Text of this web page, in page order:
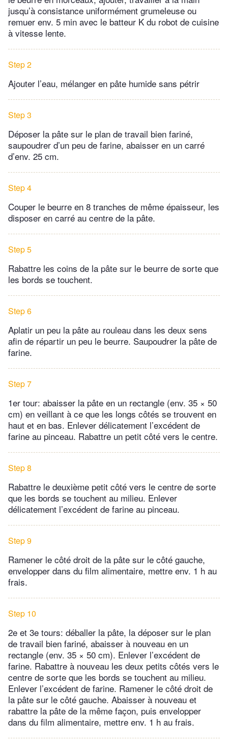
jusqu’à consistance uniformément grumeleuse ou
remuer env. 5 min avec le batteur K du robot de cuisine
à vitesse lente.
Step 2
Ajouter l’eau, mélanger en pâte humide sans pétrir
Step 3
Déposer la pâte sur le plan de travail bien fariné,
saupoudrer d’un peu de farine, abaisser en un carré
d’env. 25 cm.
Step 4
Couper le beurre en 8 tranches de même épaisseur, les
disposer en carré au centre de la pâte.
Step 5
Rabattre les coins de la pâte sur le beurre de sorte que
les bords se touchent.
Step 6
Aplatir un peu la pâte au rouleau dans les deux sens
afin de répartir un peu le beurre. Saupoudrer la pâte de
farine.
Step 7
1er tour: abaisser la pâte en un rectangle (env. 35 × 50
cm) en veillant à ce que les longs côtés se trouvent en
haut et en bas. Enlever délicatement l’excédent de
farine au pinceau. Rabattre un petit côté vers le centre.
Step 8
Rabattre le deuxième petit côté vers le centre de sorte
que les bords se touchent au milieu. Enlever
délicatement l’excédent de farine au pinceau.
Step 9
Ramener le côté droit de la pâte sur le côté gauche,
envelopper dans du film alimentaire, mettre env. 1 h au
frais.
Step 10
2e et 3e tours: déballer la pâte, la déposer sur le plan
de travail bien fariné, abaisser à nouveau en un
rectangle (env. 35 × 50 cm). Enlever l’excédent de
farine. Rabattre à nouveau les deux petits côtés vers le
centre de sorte que les bords se touchent au milieu.
Enlever l’excédent de farine. Ramener le côté droit de
la pâte sur le côté gauche. Abaisser à nouveau et
rabattre la pâte de la même façon, puis envelopper
dans du film alimentaire, mettre env. 1 h au frais.